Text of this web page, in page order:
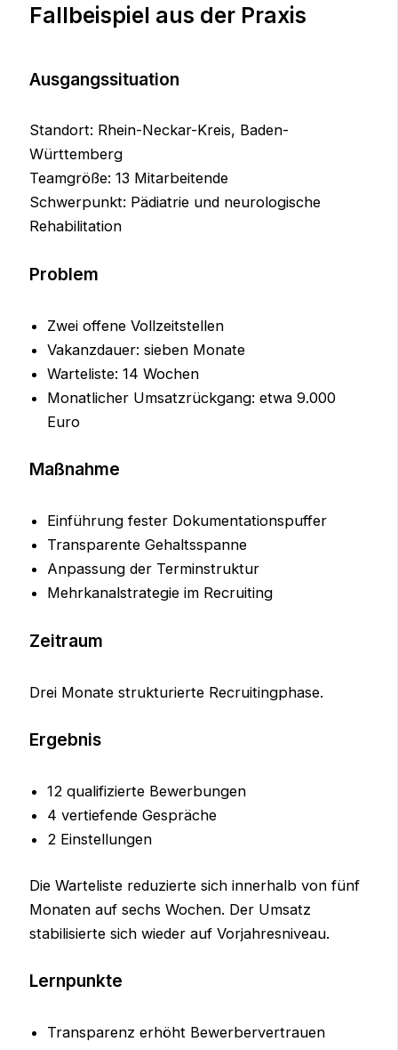
Fallbeispiel aus der Praxis
Ausgangssituation
Standort: Rhein-Neckar-Kreis, Baden-
Württemberg
Teamgröße: 13 Mitarbeitende
Schwerpunkt: Pädiatrie und neurologische
Rehabilitation
Problem
Zwei offene Vollzeitstellen
Vakanzdauer: sieben Monate
Warteliste: 14 Wochen
Monatlicher Umsatzrückgang: etwa 9.000
Euro
Maßnahme
Einführung fester Dokumentationspuffer
Transparente Gehaltsspanne
Anpassung der Terminstruktur
Mehrkanalstrategie im Recruiting
Zeitraum
Drei Monate strukturierte Recruitingphase.
Ergebnis
12 qualifizierte Bewerbungen
4 vertiefende Gespräche
2 Einstellungen
Die Warteliste reduzierte sich innerhalb von fünf
Monaten auf sechs Wochen. Der Umsatz
stabilisierte sich wieder auf Vorjahresniveau.
Lernpunkte
Transparenz erhöht Bewerbervertrauen